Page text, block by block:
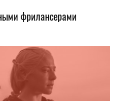
фрилансерами